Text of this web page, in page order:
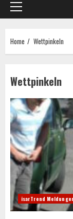
Primary
Menu
Home Wettpinkeln
Wettpinkeln
isarTrend